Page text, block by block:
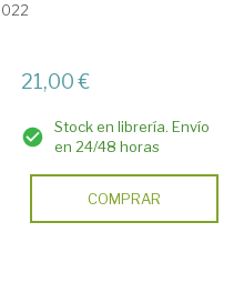
21,00 €
Stock en librería. Envío
en 24/48 horas
COMPRAR